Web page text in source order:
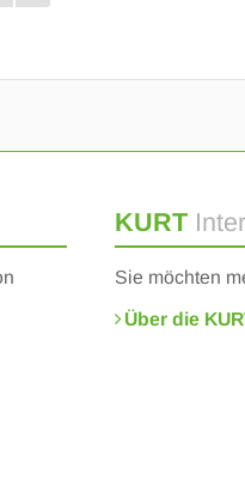
KURT
Sie möchten
Über die